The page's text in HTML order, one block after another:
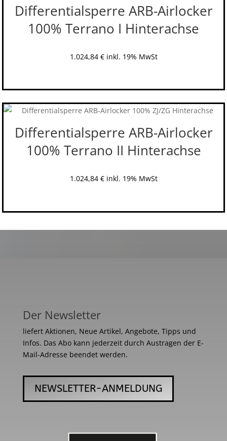
Differentialsperre ARB-Airlocker
100% Terrano I Hinterachse
1.024,84 € inkl. 19% MwSt
Differentialsperre ARB-Airlocker
100% Terrano II Hinterachse
1.024,84 € inkl. 19% MwSt
Der Newsletter
liefert Aktionen, Neue Artikel, Angebote, Tipps und
Infos. Das Abo kann jederzeit durch Austragen der E-
Mail-Adresse beendet werden.
NEWSLETTER-ANMELDUNG